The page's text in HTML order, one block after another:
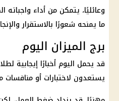
وعائليًا، يتمكن من أداء واجباته
ما يمنحه شعورًا بالاستقرار
برج الميزان اليوم
قد يحمل اليوم أخبارًا إيجابية
يستعدون لاختبارات أو